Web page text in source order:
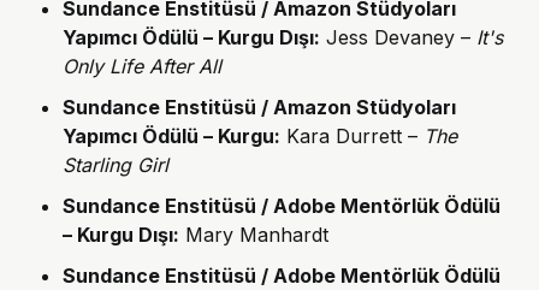
Sundance Enstitüsü / Amazon Stüdyoları
Yapımcı Ödülü – Kurgu Dışı: Jess Devaney – It's
Only Life After All
Sundance Enstitüsü / Amazon Stüdyoları
Yapımcı Ödülü – Kurgu: Kara Durrett – The
Starling Girl
Sundance Enstitüsü / Adobe Mentörlük Ödülü
– Kurgu Dışı: Mary Manhardt
Sundance Enstitüsü / Adobe Mentörlük Ödülü